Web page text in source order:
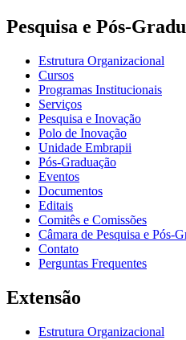
Pesquisa e Pós-
Estrutura Organizacional
Cursos
Programas Institucionais
Serviços
Pesquisa e Inovação
Polo de Inovação
Unidade Embrapii
Pós-Graduação
Eventos
Documentos
Editais
Comitês e Comissões
Câmara de Pesquisa e Pós-
Contato
Perguntas Frequentes
Extensão
Estrutura Organizacional